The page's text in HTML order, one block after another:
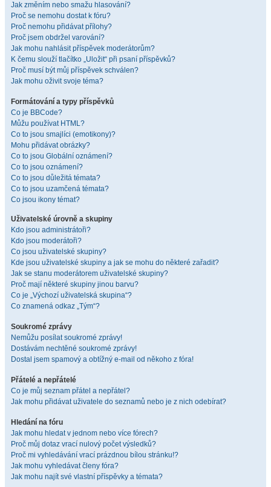
Jak změním nebo smažu hlasování?
Proč se nemohu dostat k fóru?
Proč nemohu přidávat přílohy?
Proč jsem obdržel varování?
Jak mohu nahlásit příspěvek moderátorům?
K čemu slouží tlačítko „Uložit“ při psaní příspěvků?
Proč musí být můj příspěvek schválen?
Jak mohu oživit svoje téma?
Formátování a typy příspěvků
Co je BBCode?
Můžu používat HTML?
Co to jsou smajlíci (emotikony)?
Mohu přidávat obrázky?
Co to jsou Globální oznámení?
Co to jsou oznámení?
Co to jsou důležitá témata?
Co to jsou uzamčená témata?
Co jsou ikony témat?
Uživatelské úrovně a skupiny
Kdo jsou administrátoři?
Kdo jsou moderátoři?
Co jsou uživatelské skupiny?
Kde jsou uživatelské skupiny a jak se mohu do některé zařadit?
Jak se stanu moderátorem uživatelské skupiny?
Proč mají některé skupiny jinou barvu?
Co je „Výchozí uživatelská skupina“?
Co znamená odkaz „Tým“?
Soukromé zprávy
Nemůžu posílat soukromé zprávy!
Dostávám nechtěné soukromé zprávy!
Dostal jsem spamový a obtížný e-mail od někoho z fóra!
Přátelé a nepřátelé
Co je můj seznam přátel a nepřátel?
Jak mohu přidávat uživatele do seznamů nebo je z nich odebírat?
Hledání na fóru
Jak mohu hledat v jednom nebo více fórech?
Proč můj dotaz vrací nulový počet výsledků?
Proč mi vyhledávání vrací prázdnou bílou stránku!?
Jak mohu vyhledávat členy fóra?
Jak mohu najít své vlastní příspěvky a témata?